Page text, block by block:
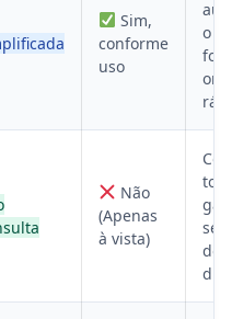
Sim,
conforme
uso
o
Não
(Apenas
à vista)
de